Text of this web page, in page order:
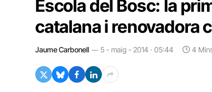
Escola del Bosc: la
catalana i renovadora
Jaume Carbonell 5 - maig - 2014 · 05:44 4